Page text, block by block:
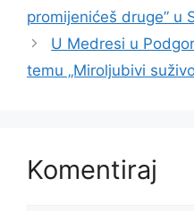
promijenićeš druge” u
U Medresi u
temu „Miroljubivi
Komentiraj